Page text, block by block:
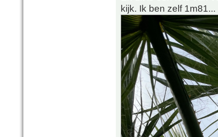
kijk. Ik ben zelf 1m81...